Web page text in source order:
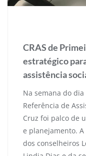
CRAS de
estratégico
assistência
Na semana do
Referência de
Cruz foi palco de
e planejamento.
dos conselheiros